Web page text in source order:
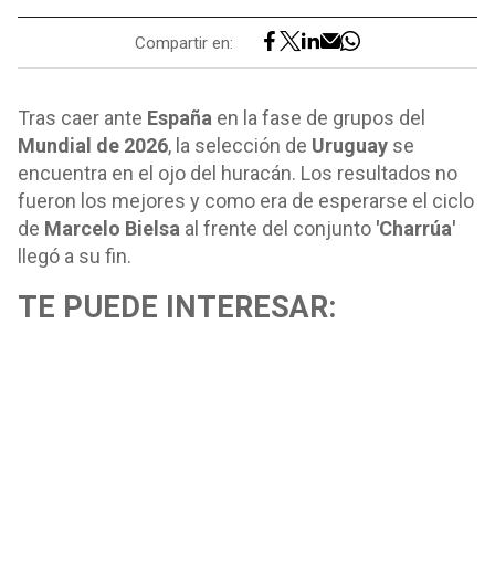
Compartir en:
Tras caer ante España en la fase de grupos del
Mundial de 2026, la selección de Uruguay se
encuentra en el ojo del huracán. Los resultados no
fueron los mejores y como era de esperarse el ciclo
de Marcelo Bielsa al frente del conjunto 'Charrúa'
llegó a su fin.
TE PUEDE INTERESAR: